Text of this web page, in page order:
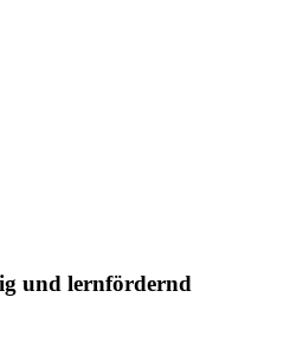
und lernfördernd